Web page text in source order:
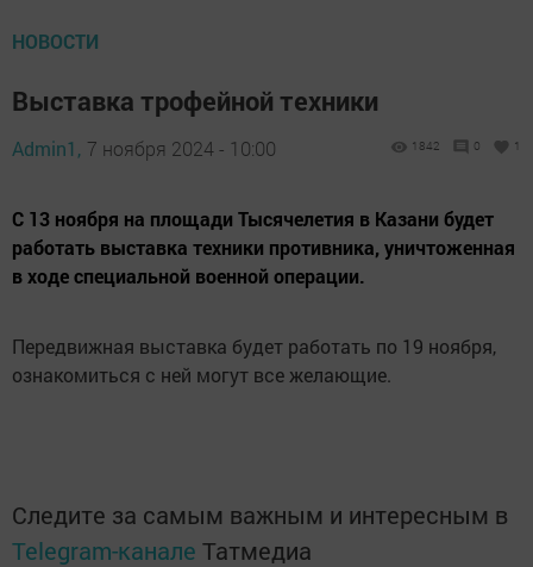
НОВОСТИ
Выставка трофейной техники
Admin1, 7 ноября 2024 - 10:00 1842 0 1
С 13 ноября на площади Тысячелетия в Казани будет
работать выставка техники противника, уничтоженная
в ходе специальной военной операции.
Передвижная выставка будет работать по 19 ноября,
ознакомиться с ней могут все желающие.
Следите за самым важным и интересным в
Telegram-канале Татмедиа